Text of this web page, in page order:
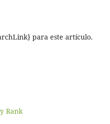
para este artículo.